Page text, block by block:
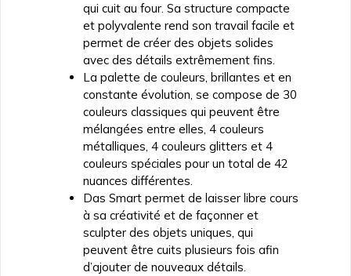
qui cuit au four. Sa structure compacte
et polyvalente rend son travail facile et
permet de créer des objets solides
avec des détails extrêmement fins.
La palette de couleurs, brillantes et en
constante évolution, se compose de 30
couleurs classiques qui peuvent être
mélangées entre elles, 4 couleurs
métalliques, 4 couleurs glitters et 4
couleurs spéciales pour un total de 42
nuances différentes.
Das Smart permet de laisser libre cours
à sa créativité et de façonner et
sculpter des objets uniques, qui
peuvent être cuits plusieurs fois afin
d’ajouter de nouveaux détails.